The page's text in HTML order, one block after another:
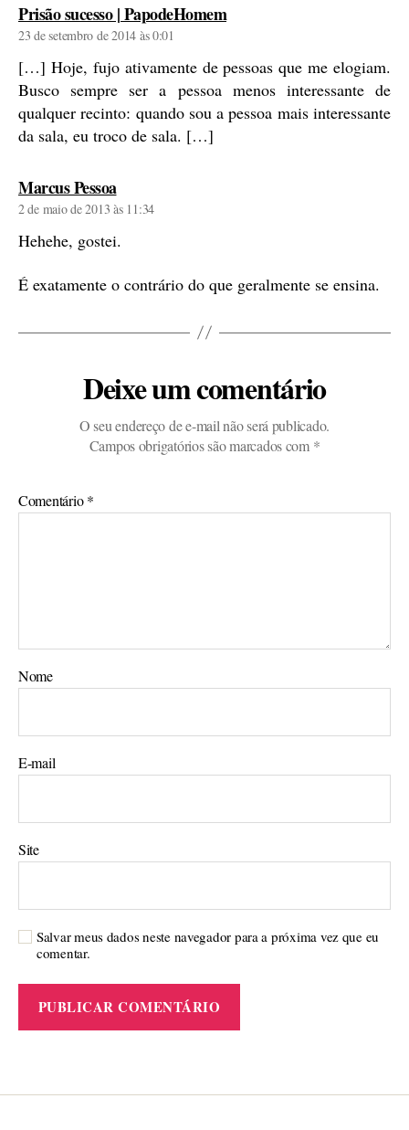
Prisão sucesso | PapodeHomemdiz:
23 de setembro de 2014 às 0:01
[…] Hoje, fujo ativamente de pessoas que me elogiam.
Busco sempre ser a pessoa menos interessante de
qualquer recinto: quando sou a pessoa mais interessante
da sala, eu troco de sala. […]
Marcus Pessoadiz:
2 de maio de 2013 às 11:34
Hehehe, gostei.
É exatamente o contrário do que geralmente se ensina.
Deixe um comentário
O seu endereço de e-mail não será publicado.
Campos obrigatórios são marcados com *
Comentário*
Nome
E-mail
Site
Salvar meus dados neste navegador para a próxima vez que eu
comentar.